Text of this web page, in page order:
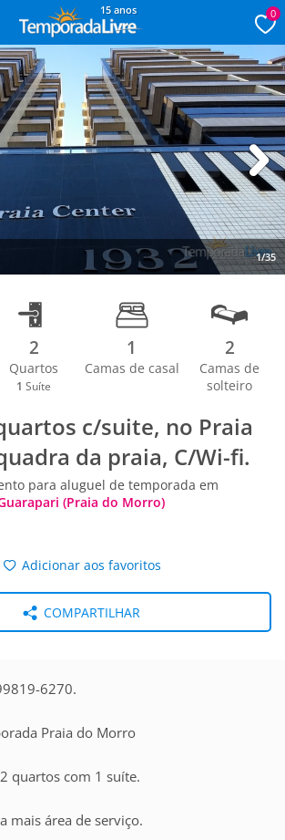
15 anos 0
1/35
Next
2
Quartos
1 Suíte
1
Camas de casal
2
Camas de
solteiro
c/suite, no Praia
da praia, C/Wi-fi.
para aluguel de temporada em
(Praia do Morro)
Adicionar aos favoritos
COMPARTILHAR
6270.
Praia do Morro
quartos com 1 suíte.
mais área de serviço.